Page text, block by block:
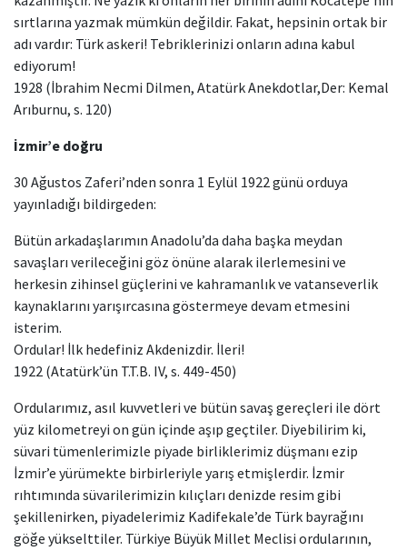
sırtlarına yazmak mümkün değildir. Fakat, hepsinin ortak bir
adı vardır: Türk askeri! Tebriklerinizi onların adına kabul
ediyorum!
1928 (İbrahim Necmi Dilmen, Atatürk Anekdotlar,Der: Kemal
Arıburnu, s. 120)
İzmir’e doğru
30 Ağustos Zaferi’nden sonra 1 Eylül 1922 günü orduya
yayınladığı bildirgeden:
Bütün arkadaşlarımın Anadolu’da daha başka meydan
savaşları verileceğini göz önüne alarak ilerlemesini ve
herkesin zihinsel güçlerini ve kahramanlık ve vatanseverlik
kaynaklarını yarışırcasına göstermeye devam etmesini
isterim.
Ordular! İlk hedefiniz Akdenizdir. İleri!
1922 (Atatürk’ün T.T.B. IV, s. 449-450)
Ordularımız, asıl kuvvetleri ve bütün savaş gereçleri ile dört
yüz kilometreyi on gün içinde aşıp geçtiler. Diyebilirim ki,
süvari tümenlerimizle piyade birliklerimiz düşmanı ezip
İzmir’e yürümekte birbirleriyle yarış etmişlerdir. İzmir
rıhtımında süvarilerimizin kılıçları denizde resim gibi
şekillenirken, piyadelerimiz Kadifekale’de Türk bayrağını
göğe yükselttiler. Türkiye Büyük Millet Meclisi ordularının,